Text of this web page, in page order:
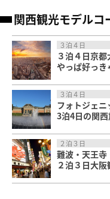
関西観光モデルコ
３泊４日
３泊４日京
やっぱ好っき
３泊４日
フォトジェニ
3泊4日の関西
２泊３日
難波・天王
２泊３日大阪